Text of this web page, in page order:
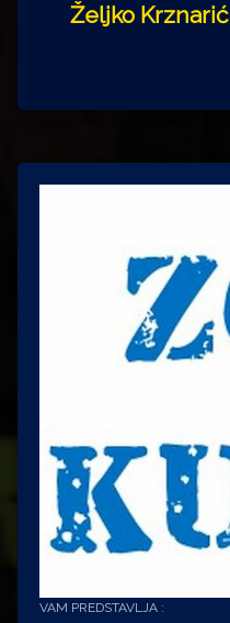
Željko Krznarić
VAM PREDSTAVLJA :